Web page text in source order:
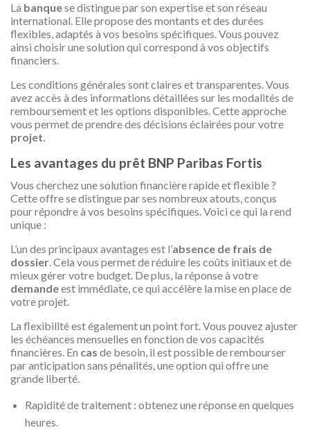
La banquese distingue par son expertise et son réseau
international. Elle propose des montants et des durées
flexibles, adaptés à vos besoins spécifiques. Vous pouvez
ainsi choisir une solution qui correspond à vos objectifs
financiers.
Les conditions générales sont claires et transparentes. Vous
avez accès à des informations détaillées sur les modalités de
remboursement et les options disponibles. Cette approche
vous permet de prendre des décisions éclairées pour votre
projet.
Les avantages du prêt BNP Paribas Fortis
Vous cherchez une solution financière rapide et flexible ?
Cette offre se distingue par ses nombreux atouts, conçus
pour répondre à vos besoins spécifiques. Voici ce qui la rend
unique :
L’un des principaux avantages est l’absence de frais de
dossier . Cela vous permet de réduire les coûts initiaux et de
mieux gérer votre budget. De plus, la réponse à votre
demandeest immédiate, ce qui accélère la mise en place de
votre projet.
La flexibilité est également un point fort. Vous pouvez ajuster
les échéances mensuelles en fonction de vos capacités
financières. En cas de besoin, il est possible de rembourser
par anticipation sans pénalités, une option qui offre une
grande liberté.
Rapidité de traitement : obtenez une réponse en quelques
heures.